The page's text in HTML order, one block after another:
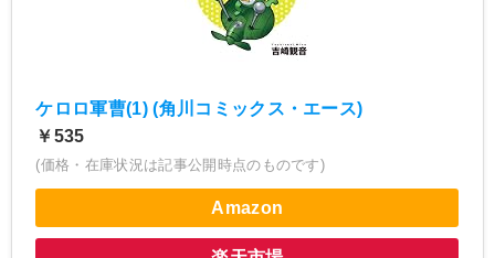
ケロロ軍曹(1) (角川コミックス・エース)
￥535
(価格・在庫状況は記事公開時点のものです)
Amazon